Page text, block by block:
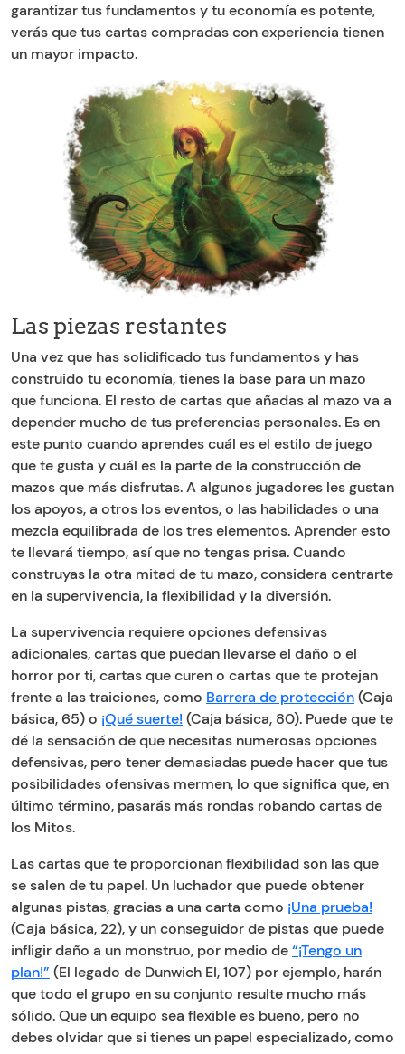
garantizar tus fundamentos y tu economía es potente,
verás que tus cartas compradas con experiencia tienen
un mayor impacto.
Las piezas restantes
Una vez que has solidificado tus fundamentos y has
construido tu economía, tienes la base para un mazo
que funciona. El resto de cartas que añadas al mazo va a
depender mucho de tus preferencias personales. Es en
este punto cuando aprendes cuál es el estilo de juego
que te gusta y cuál es la parte de la construcción de
mazos que más disfrutas. A algunos jugadores les gustan
los apoyos, a otros los eventos, o las habilidades o una
mezcla equilibrada de los tres elementos. Aprender esto
te llevará tiempo, así que no tengas prisa. Cuando
construyas la otra mitad de tu mazo, considera centrarte
en la supervivencia, la flexibilidad y la diversión.
La supervivencia requiere opciones defensivas
adicionales, cartas que puedan llevarse el daño o el
horror por ti, cartas que curen o cartas que te protejan
frente a las traiciones, como Barrera de protección(Caja
básica, 65) o ¡Qué suerte!(Caja básica, 80). Puede que te
dé la sensación de que necesitas numerosas opciones
defensivas, pero tener demasiadas puede hacer que tus
posibilidades ofensivas mermen, lo que significa que, en
último término, pasarás más rondas robando cartas de
los Mitos.
Las cartas que te proporcionan flexibilidad son las que
se salen de tu papel. Un luchador que puede obtener
algunas pistas, gracias a una carta como ¡Una prueba!
(Caja básica, 22), y un conseguidor de pistas que puede
infligir daño a un monstruo, por medio de“¡Tengo un
plan!” (El legado de Dunwich EI, 107) por ejemplo, harán
que todo el grupo en su conjunto resulte mucho más
sólido. Que un equipo sea flexible es bueno, pero no
debes olvidar que si tienes un papel especializado, como